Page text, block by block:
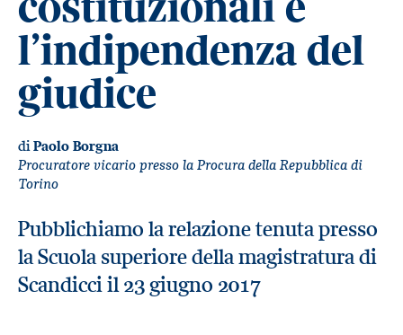
l’indipendenza del
giudice
diPaolo Borgna
Procuratore vicario presso la Procura della Repubblica di
Torino
Pubblichiamo la relazione tenuta presso
la Scuola superiore della magistratura di
Scandicci il 23 giugno 2017